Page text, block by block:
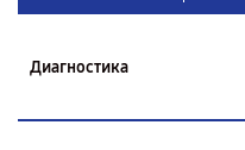
Диагностика